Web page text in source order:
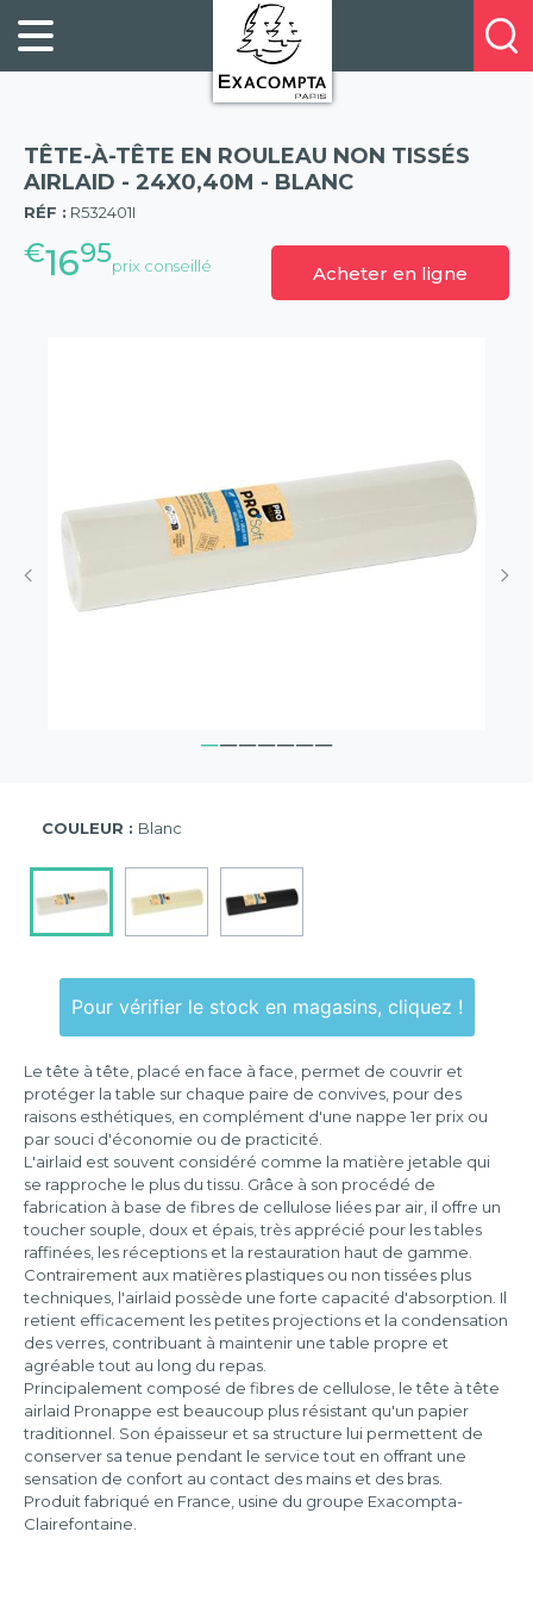
FILING
ORGANISATION
PRESENTATION
BUSINESS
BOOKS
À
PROPOS
NOS
E-
CATALOGUES
POINTS
DE
Profitez
de
réduction
sur
nouvelle
TÊTE-À-TÊTE EN ROULEAU NON TISSÉS
AIRLAID - 24X0,40M - BLANC
RÉF : R532401I
€1695prix conseillé Acheter en ligne
(57)
COULEUR : Blanc
Pour vérifier le stock en magasins, cliquez !
Le tête à tête, placé en face à face, permet de couvrir et
protéger la table sur chaque paire de convives, pour des
raisons esthétiques, en complément d'une nappe 1er prix ou
par souci d'économie ou de practicité.
L'airlaid est souvent considéré comme la matière jetable qui
se rapproche le plus du tissu. Grâce à son procédé de
fabrication à base de fibres de cellulose liées par air, il offre un
toucher souple, doux et épais, très apprécié pour les tables
raffinées, les réceptions et la restauration haut de gamme.
Contrairement aux matières plastiques ou non tissées plus
techniques, l'airlaid possède une forte capacité d'absorption. Il
retient efficacement les petites projections et la condensation
des verres, contribuant à maintenir une table propre et
agréable tout au long du repas.
Principalement composé de fibres de cellulose, le tête à tête
airlaid Pronappe est beaucoup plus résistant qu'un papier
traditionnel. Son épaisseur et sa structure lui permettent de
conserver sa tenue pendant le service tout en offrant une
sensation de confort au contact des mains et des bras.
Produit fabriqué en France, usine du groupe Exacompta-
Clairefontaine.
Panneau de gestion des cookies